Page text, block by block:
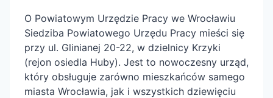
O Powiatowym Urzędzie Pracy we Wrocławiu
Siedziba Powiatowego Urzędu Pracy mieści się
przy ul. Glinianej 20-22, w dzielnicy Krzyki
(rejon osiedla Huby). Jest to nowoczesny urząd,
który obsługuje zarówno mieszkańców samego
miasta Wrocławia, jak i wszystkich dziewięciu